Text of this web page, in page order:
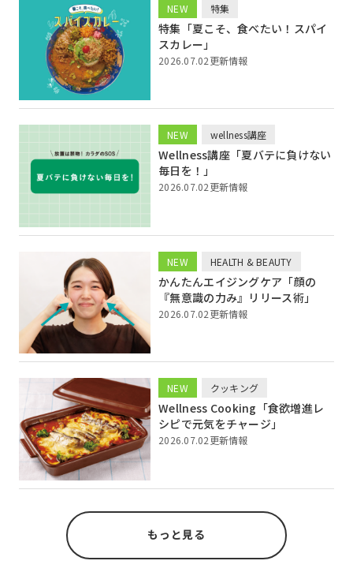
NEW 特集
特集「夏こそ、食べたい！スパイ
スカレー」
2026.07.02更新情報
NEW wellness講座
Wellness講座「夏バテに負けない
毎日を！」
2026.07.02更新情報
NEW HEALTH & BEAUTY
かんたんエイジングケア「顔の
『無意識の力み』リリース術」
2026.07.02更新情報
NEW クッキング
Wellness Cooking「食欲増進レ
シピで元気をチャージ」
2026.07.02更新情報
もっと見る